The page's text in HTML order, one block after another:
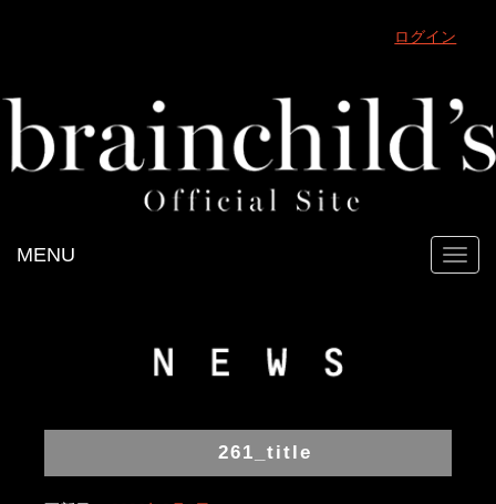
ログイン
MENU
261_title